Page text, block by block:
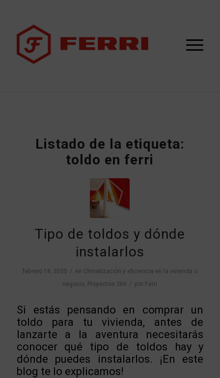
Listado de la etiqueta:
toldo en ferri
Tipo de toldos y dónde
instalarlos
febrero 18, 2025 / en Climatización y eficiencia en la vivienda o
negocio, Proyectos 360 / por Ferri
Si estás pensando en comprar un
toldo para tu vivienda, antes de
lanzarte a la aventura necesitarás
conocer qué tipo de toldos hay y
dónde puedes instalarlos. ¡En este
blog te lo explicamos!